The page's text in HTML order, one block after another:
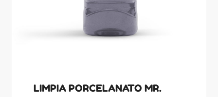
LIMPIA PORCELANATO MR.